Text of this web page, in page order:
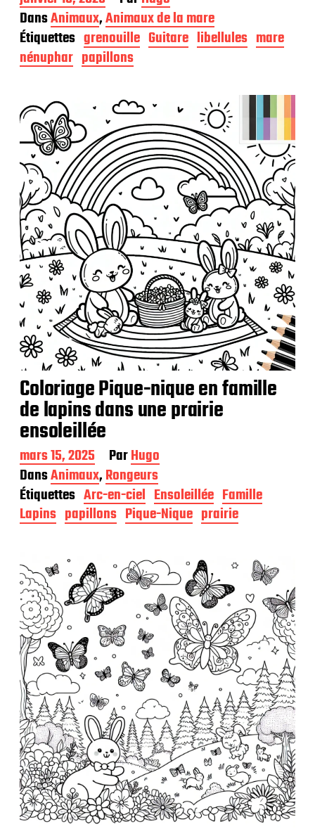
a
t
e
d
e
b
l
i
a
t
i
o
n
DansAnimaux,Animaux de la mare
Étiquettes grenouille Guitare libellules mare
nénuphar papillons
Coloriage Pique-nique en famille
de lapins dans une prairie
ensoleillée
D
a
t
e
d
e
b
l
i
c
a
t
i
o
n
mars 15, 2025 ParHugo
DansAnimaux,Rongeurs
Étiquettes Arc-en-ciel Ensoleillée Famille
Lapins papillons Pique-Nique prairie